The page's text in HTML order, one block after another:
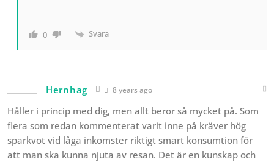
0 Svara
Hernhag 8 years ago
Håller i princip med dig, men allt beror så mycket på. Som
flera som redan kommenterat varit inne på kräver hög
sparkvot vid låga inkomster riktigt smart konsumtion för
att man ska kunna njuta av resan. Det är en kunskap och